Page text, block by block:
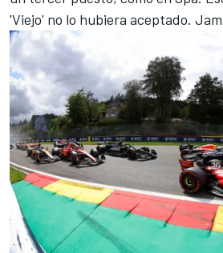
'Viejo' no lo hubiera aceptado.